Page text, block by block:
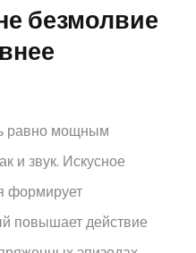
безмолвие
равно мощным
и звук. Искусное
формирует
повышает действие